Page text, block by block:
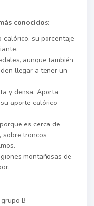
conocidos:
calórico, su porcentaje
aunque también
llegar a tener un
y densa. Aporta
aporte calórico
es cerca de
sobre troncos
montañosas de
B